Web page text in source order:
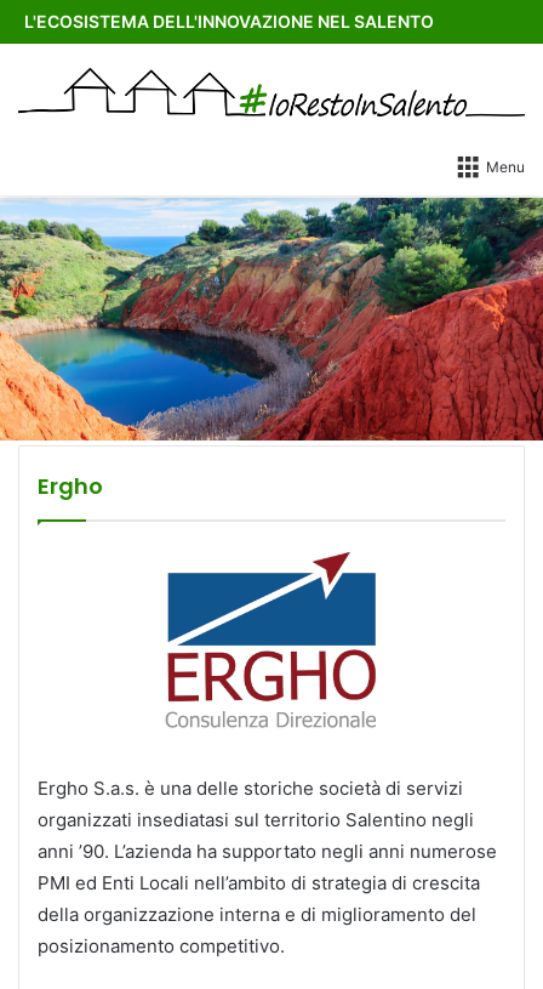
L'ECOSISTEMA DELL'INNOVAZIONE NEL SALENTO
Menu
Ergho
Ergho S.a.s. è una delle storiche società di servizi
organizzati insediatasi sul territorio Salentino negli
anni ’90. L’azienda ha supportato negli anni numerose
PMI ed Enti Locali nell’ambito di strategia di crescita
della organizzazione interna e di miglioramento del
posizionamento competitivo.